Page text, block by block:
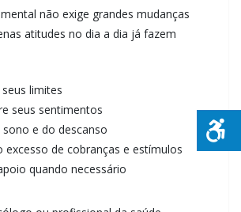
não exige grandes mudanças
atitudes no dia a dia já fazem
limites
seus sentimentos
sono e do descanso
excesso de cobranças e estímulos
quando necessário